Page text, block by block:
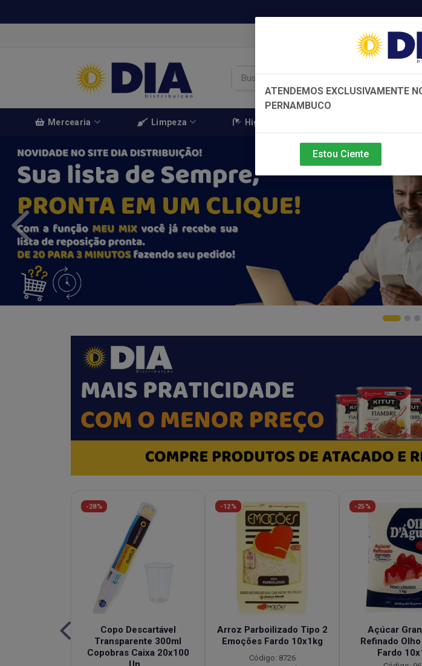
Mercearia Limpeza Higiene e Beleza
-28%
Copo Descartável
Transparente 300ml
Copobras Caixa 20x100
-12%
Arroz Parboilizado Tipo 2
Emoções Fardo 10x1kg
Código: 8726
-25%
Açúcar
Refinado Olho
Fardo
ATENDEMOS EXCLUSIVAMENTE
PERNAMBUCO
Estou Ciente